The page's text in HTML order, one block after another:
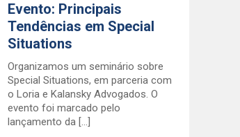
Evento: Principais
Tendências em Special
Situations
Organizamos um seminário sobre
Special Situations, em parceria com
o Loria e Kalansky Advogados. O
evento foi marcado pelo
lançamento da […]